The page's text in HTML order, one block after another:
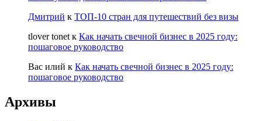
Дмитрий к ТОП-10 стран для путешествий без визы
tlover tonet к Как начать свечной бизнес в 2025 году:
пошаговое руководство
Вас илий к Как начать свечной бизнес в 2025 году:
пошаговое руководство
Архивы